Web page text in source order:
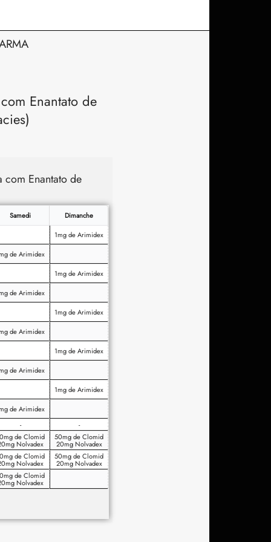
Enantato de
com Enantato de
Samedi
Dimanche
1mg de Arimidex
de Arimidex
1mg de Arimidex
de Arimidex
1mg de Arimidex
de Arimidex
1mg de Arimidex
de Arimidex
1mg de Arimidex
de Arimidex
-
-
de Clomid
Nolvadex
50mg de Clomid
20mg Nolvadex
de Clomid
Nolvadex
50mg de Clomid
20mg Nolvadex
de Clomid
Nolvadex